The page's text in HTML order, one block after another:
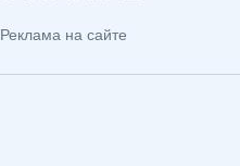
Реклама на сайте